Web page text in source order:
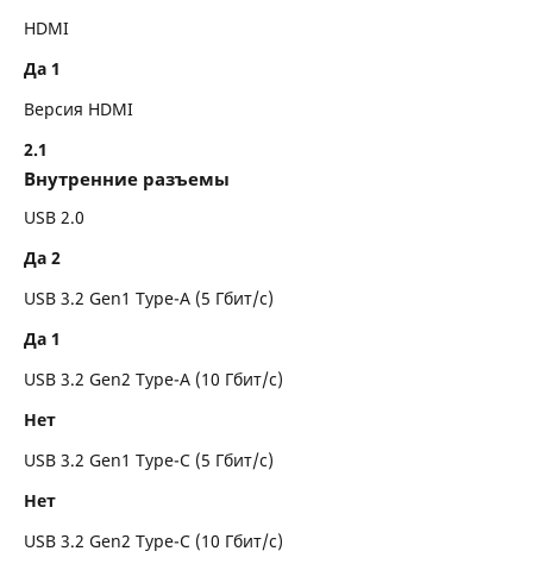
HDMI
Да 1
Версия HDMI
2.1
Внутренние разъемы
USB 2.0
Да 2
USB 3.2 Gen1 Type-A (5 Гбит/с)
Да 1
USB 3.2 Gen2 Type-A (10 Гбит/с)
Нет
USB 3.2 Gen1 Type-C (5 Гбит/с)
Нет
USB 3.2 Gen2 Type-C (10 Гбит/с)